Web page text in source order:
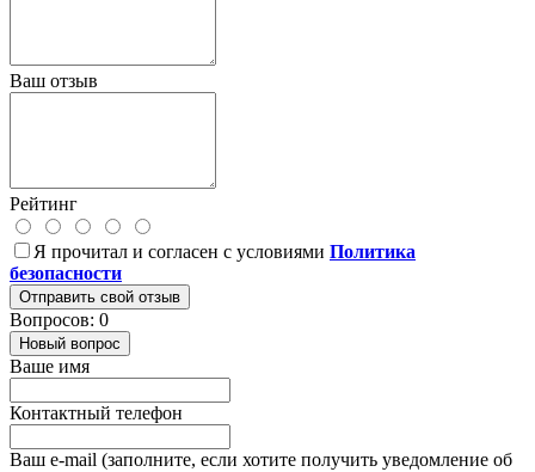
Ваш отзыв
Рейтинг
Я прочитал и согласен с условиями Политика
безопасности
Отправить свой отзыв
Вопросов: 0
Новый вопрос
Ваше имя
Контактный телефон
Ваш e-mail (заполните, если хотите получить уведомление об